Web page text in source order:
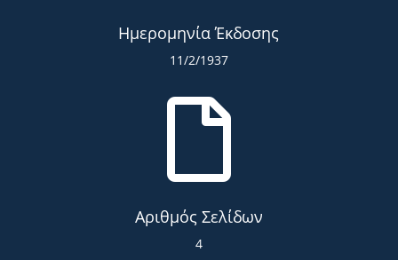
Ημερομηνία Έκδοσης
11/2/1937

Αριθμός Σελίδων
4